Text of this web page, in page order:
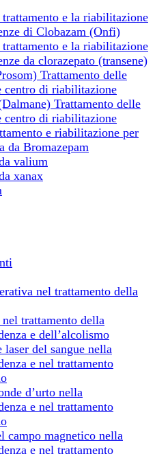
e la riabilitazione
di Clobazam (Onfi)
e la riabilitazione
da clorazepato (transene)
Trattamento delle
centro di riabilitazione
Trattamento delle
centro di riabilitazione
e riabilitazione per
da Bromazepam
valium
xanax
nel trattamento della
nel trattamento della
e dell’alcolismo
del sangue nella
e nel trattamento
d’urto nella
e nel trattamento
campo magnetico nella
e nel trattamento